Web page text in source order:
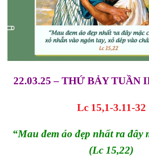
22.03.25 – THỨ BẢY TUẦN
Lc 15,1-3.11-32
“Mau đem áo đẹp nhất ra đây
(Lc 15,22)